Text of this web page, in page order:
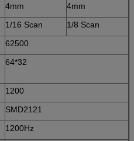
4mm
4mm
1/16 Scan
1/8 Scan
62500
64*32
1200
SMD2121
1200Hz